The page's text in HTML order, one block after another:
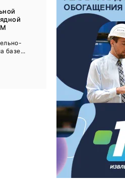
ДП Подкаст. Новый сезон
Рудник 2025
ДОМ 2026
MiningWorld Russia 2025
Уголь России и Майнинг 2025
Рудник 2024 | Обзор выставки
В помощь шахтёру 2024
Уголь России и Майнинг 2024
Mining World Russia 2024
базе...